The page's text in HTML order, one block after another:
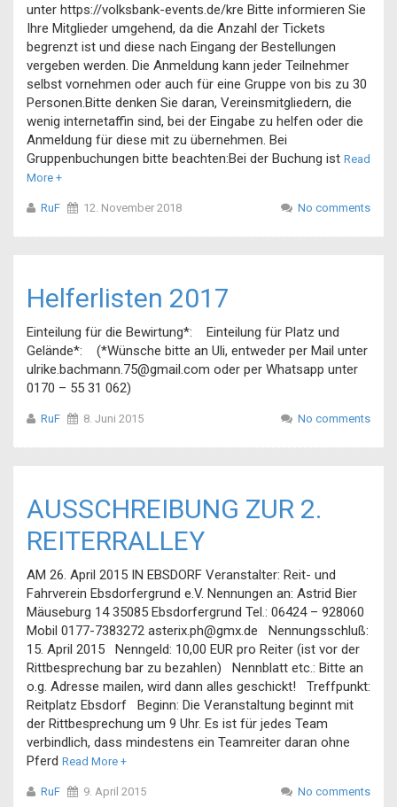
unter https://volksbank-events.de/kre Bitte informieren Sie
Ihre Mitglieder umgehend, da die Anzahl der Tickets
begrenzt ist und diese nach Eingang der Bestellungen
vergeben werden. Die Anmeldung kann jeder Teilnehmer
selbst vornehmen oder auch für eine Gruppe von bis zu 30
Personen.Bitte denken Sie daran, Vereinsmitgliedern, die
wenig internetaffin sind, bei der Eingabe zu helfen oder die
Anmeldung für diese mit zu übernehmen. Bei
Gruppenbuchungen bitte beachten:Bei der Buchung ist Read
More +
RuF 12. November 2018 No comments
Helferlisten 2017
Einteilung für die Bewirtung*: Einteilung für Platz und
Gelände*: (*Wünsche bitte an Uli, entweder per Mail unter
ulrike.bachmann.75@gmail.com oder per Whatsapp unter
0170 – 55 31 062)
RuF 8. Juni 2015 No comments
AUSSCHREIBUNG ZUR 2.
REITERRALLEY
AM 26. April 2015 IN EBSDORF Veranstalter: Reit- und
Fahrverein Ebsdorfergrund e.V. Nennungen an: Astrid Bier
Mäuseburg 14 35085 Ebsdorfergrund Tel.: 06424 – 928060
Mobil 0177-7383272 asterix.ph@gmx.de Nennungsschluß:
15. April 2015 Nenngeld: 10,00 EUR pro Reiter (ist vor der
Rittbesprechung bar zu bezahlen) Nennblatt etc.: Bitte an
o.g. Adresse mailen, wird dann alles geschickt! Treffpunkt:
Reitplatz Ebsdorf Beginn: Die Veranstaltung beginnt mit
der Rittbesprechung um 9 Uhr. Es ist für jedes Team
verbindlich, dass mindestens ein Teamreiter daran ohne
Pferd Read More +
RuF 9. April 2015 No comments